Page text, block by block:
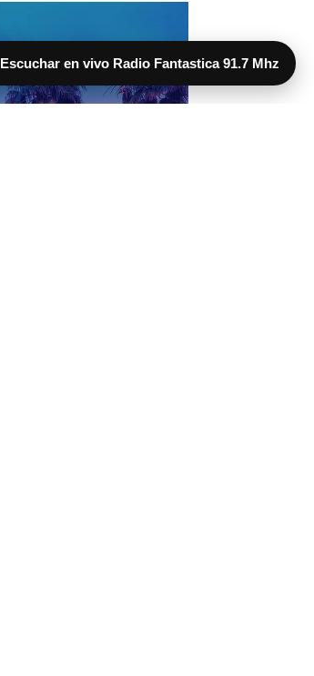
Escuchar en vivo Radio Fantastica 91.7 Mhz